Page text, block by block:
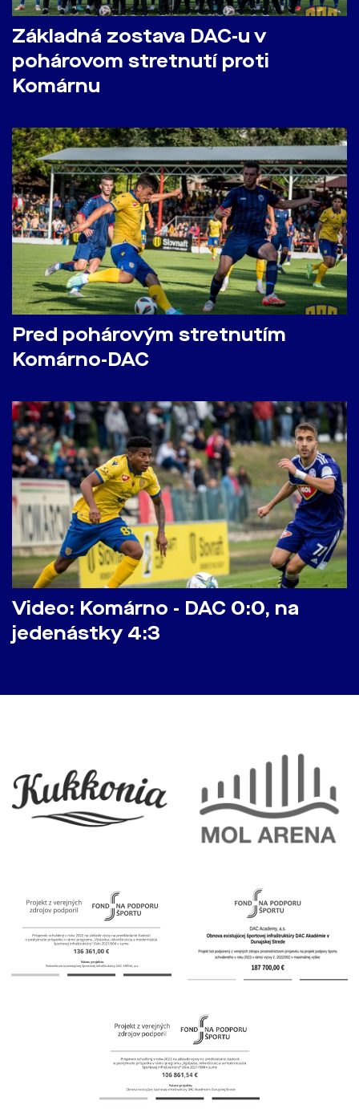
Základná zostava DAC-u v
pohárovom stretnutí proti
Komárnu
Pred pohárovým stretnutím
Komárno-DAC
Video: Komárno - DAC 0:0, na
jedenástky 4:3